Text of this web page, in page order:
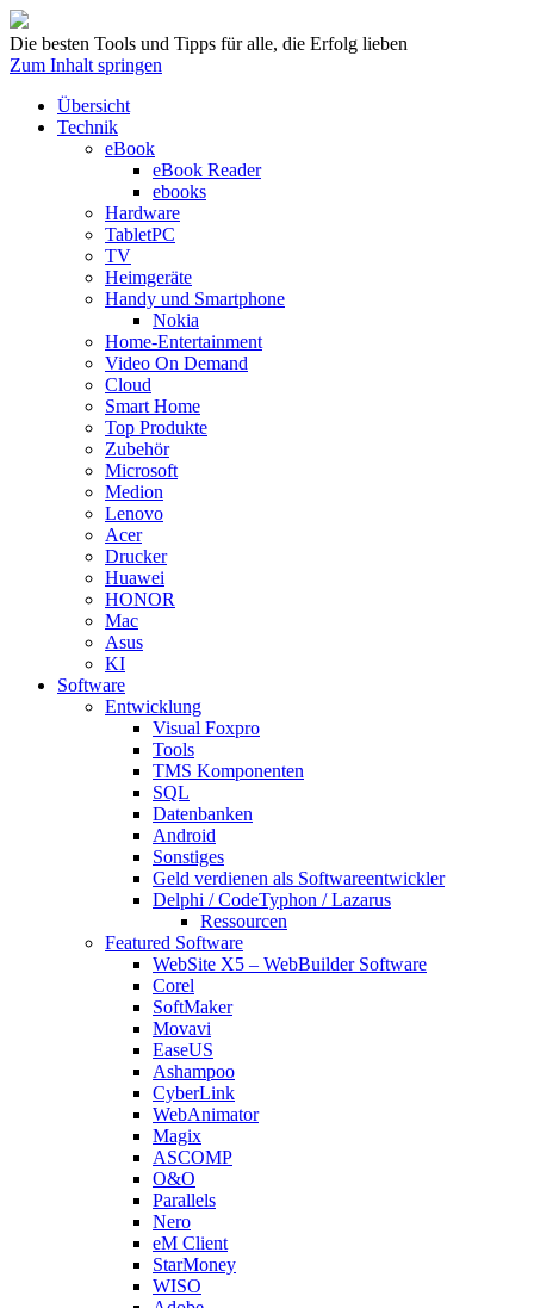
Die besten Tools und Tipps für alle, die Erfolg lieben
Zum Inhalt springen
Übersicht
Technik
eBook
eBook Reader
ebooks
Hardware
TabletPC
TV
Heimgeräte
Handy und Smartphone
Nokia
Home-Entertainment
Video On Demand
Cloud
Smart Home
Top Produkte
Zubehör
Microsoft
Medion
Lenovo
Acer
Drucker
Huawei
HONOR
Mac
Asus
KI
Software
Entwicklung
Visual Foxpro
Tools
TMS Komponenten
SQL
Datenbanken
Android
Sonstiges
Geld verdienen als Softwareentwickler
Delphi / CodeTyphon / Lazarus
Ressourcen
Featured Software
WebSite X5 – WebBuilder Software
Corel
SoftMaker
Movavi
EaseUS
Ashampoo
CyberLink
WebAnimator
Magix
ASCOMP
O&O
Parallels
Nero
eM Client
StarMoney
WISO